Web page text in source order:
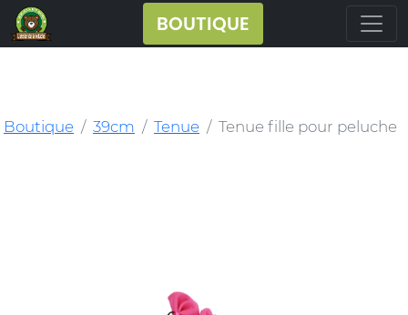
BOUTIQUE
Boutique 39cm Tenue Tenue fille pour peluche